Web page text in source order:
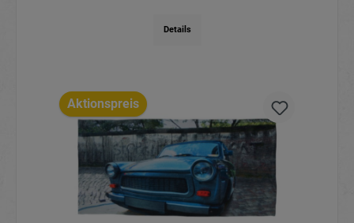
Details
Aktionspreis